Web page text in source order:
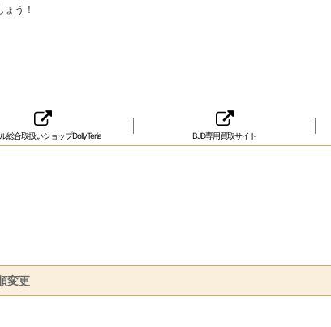
う！
総合取扱いショップDollyTeria BJD専用買取サイト
変更